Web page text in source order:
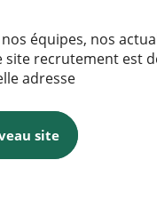
équipes, nos
recrutement est
adresse
site